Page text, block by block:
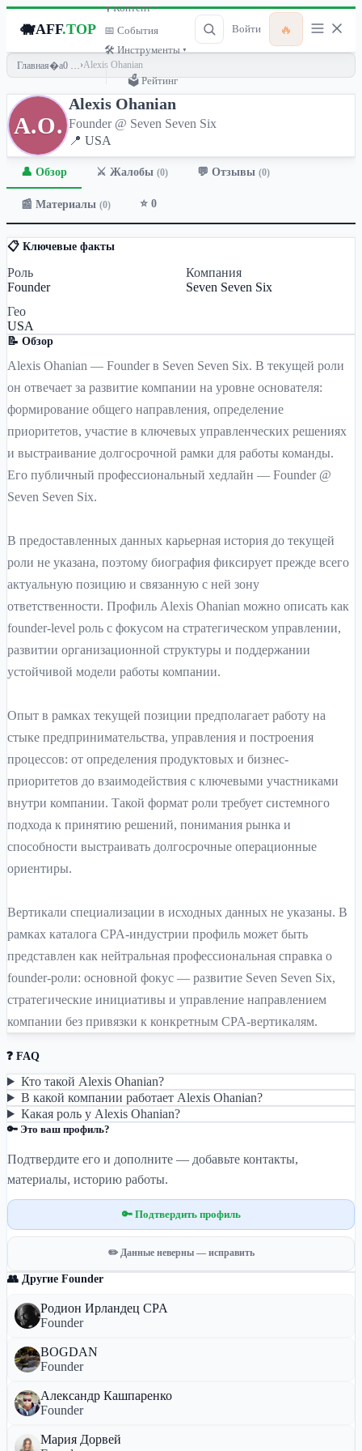
🐗AFF.TOP
🎙 Контент ▾
📅 События
🛠 Инструменты ▾
🗳 Рейтинг
Войти 🔥
Главная ›Alexis Ohanian
A.O.
Alexis Ohanian
Founder @ Seven Seven Six
📍 USA
👤 Обзор ⚔️ Жалобы (0) 💬 Отзывы (0)
📰 Материалы (0) ⭐ 0
📋 Ключевые факты
Роль
Founder
Компания
Seven Seven Six
Гео
USA
📝 Обзор
Alexis Ohanian — Founder в Seven Seven Six. В текущей роли
он отвечает за развитие компании на уровне основателя:
формирование общего направления, определение
приоритетов, участие в ключевых управленческих решениях
и выстраивание долгосрочной рамки для работы команды.
Его публичный профессиональный хедлайн — Founder @
Seven Seven Six.
В предоставленных данных карьерная история до текущей
роли не указана, поэтому биография фиксирует прежде всего
актуальную позицию и связанную с ней зону
ответственности. Профиль Alexis Ohanian можно описать как
founder-level роль с фокусом на стратегическом управлении,
развитии организационной структуры и поддержании
устойчивой модели работы компании.
Опыт в рамках текущей позиции предполагает работу на
стыке предпринимательства, управления и построения
процессов: от определения продуктовых и бизнес-
приоритетов до взаимодействия с ключевыми участниками
внутри компании. Такой формат роли требует системного
подхода к принятию решений, понимания рынка и
способности выстраивать долгосрочные операционные
ориентиры.
Вертикали специализации в исходных данных не указаны. В
рамках каталога CPA-индустрии профиль может быть
представлен как нейтральная профессиональная справка о
founder-роли: основной фокус — развитие Seven Seven Six,
стратегические инициативы и управление направлением
компании без привязки к конкретным CPA-вертикалям.
❓ FAQ
Кто такой Alexis Ohanian?
В какой компании работает Alexis Ohanian?
Какая роль у Alexis Ohanian?
🔑 Это ваш профиль?
Подтвердите его и дополните — добавьте контакты,
материалы, историю работы.
🔑 Подтвердить профиль
✏️ Данные неверны — исправить
👥 Другие Founder
Родион Ирландец CPA
Founder
BOGDAN
Founder
Александр Кашпаренко
Founder
Мария Дорвей